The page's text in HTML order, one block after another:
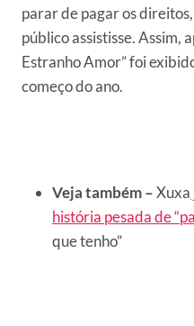
parar de pagar os
público assistisse. Assim,
Estranho Amor” foi
começo do ano.
Veja também –Xuxa
história pesada de
que tenho”